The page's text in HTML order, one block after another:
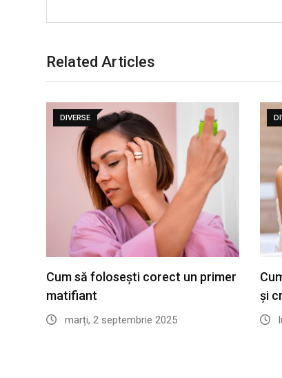
Related Articles
DIVERSE
Cum să folosești corect un primer
matifiant
marți, 2 septembrie 2025
și